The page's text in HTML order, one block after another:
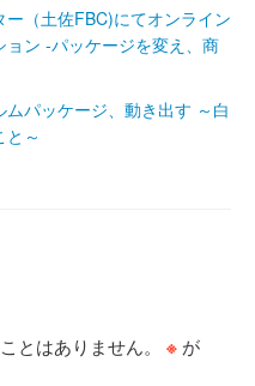
（土佐FBC)にてオンライン
ン ‐パッケージを変え、商
パッケージ、動き出す ～白
～
とはありません。 ※ が